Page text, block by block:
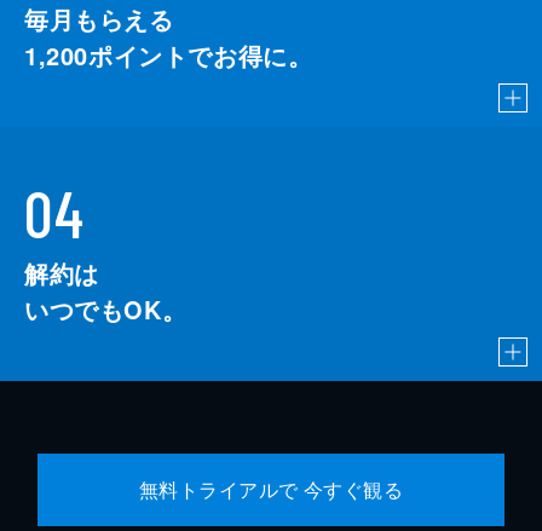
毎月もらえる
1,200ポイントでお得に。
04
解約は
いつでもOK。
無料トライアルで 今すぐ観る